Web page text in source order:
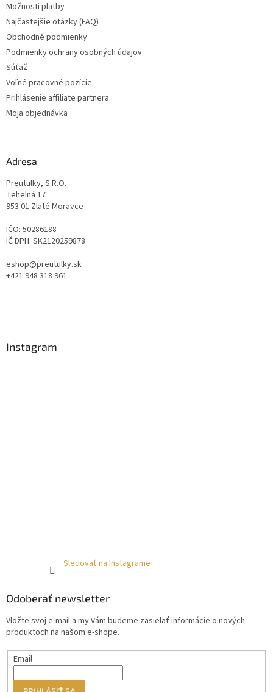
Možnosti platby
Najčastejšie otázky (FAQ)
Obchodné podmienky
Podmienky ochrany osobných údajov
Súťaž
Voľné pracovné pozície
Prihlásenie affiliate partnera
Moja objednávka
Adresa
Preutulky, S.R.O.
Tehelná 17
953 01 Zlaté Moravce
IČO: 50286188
IČ DPH: SK2120259878
eshop@preutulky.sk
+421 948 318 961
Instagram
Sledovať na Instagrame
Odoberať newsletter
Vložte svoj e-mail a my Vám budeme zasielať informácie o nových
produktoch na našom e-shope.
Email